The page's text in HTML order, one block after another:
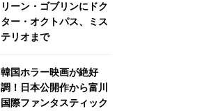
リーン・ゴブリンにドク
ター・オクトパス、ミス
テリオまで
韓国ホラー映画が絶好
調！日本公開作から富川
国際ファンタスティック